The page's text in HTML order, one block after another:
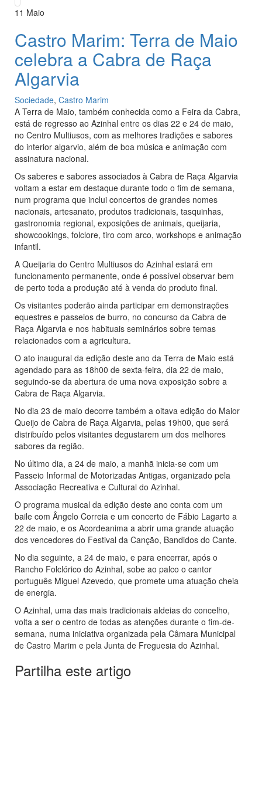
11 Maio
Castro Marim: Terra de Maio
celebra a Cabra de Raça
Algarvia
Sociedade, Castro Marim
A Terra de Maio, também conhecida como a Feira da Cabra,
está de regresso ao Azinhal entre os dias 22 e 24 de maio,
no Centro Multiusos, com as melhores tradições e sabores
do interior algarvio, além de boa música e animação com
assinatura nacional.
Os saberes e sabores associados à Cabra de Raça Algarvia
voltam a estar em destaque durante todo o fim de semana,
num programa que inclui concertos de grandes nomes
nacionais, artesanato, produtos tradicionais, tasquinhas,
gastronomia regional, exposições de animais, queijaria,
showcookings, folclore, tiro com arco, workshops e animação
infantil.
A Queijaria do Centro Multiusos do Azinhal estará em
funcionamento permanente, onde é possível observar bem
de perto toda a produção até à venda do produto final.
Os visitantes poderão ainda participar em demonstrações
equestres e passeios de burro, no concurso da Cabra de
Raça Algarvia e nos habituais seminários sobre temas
relacionados com a agricultura.
O ato inaugural da edição deste ano da Terra de Maio está
agendado para as 18h00 de sexta-feira, dia 22 de maio,
seguindo-se da abertura de uma nova exposição sobre a
Cabra de Raça Algarvia.
No dia 23 de maio decorre também a oitava edição do Maior
Queijo de Cabra de Raça Algarvia, pelas 19h00, que será
distribuído pelos visitantes degustarem um dos melhores
sabores da região.
No último dia, a 24 de maio, a manhã inicia-se com um
Passeio Informal de Motorizadas Antigas, organizado pela
Associação Recreativa e Cultural do Azinhal.
O programa musical da edição deste ano conta com um
baile com Ângelo Correia e um concerto de Fábio Lagarto a
22 de maio, e os Acordeanima a abrir uma grande atuação
dos vencedores do Festival da Canção, Bandidos do Cante.
No dia seguinte, a 24 de maio, e para encerrar, após o
Rancho Folclórico do Azinhal, sobe ao palco o cantor
português Miguel Azevedo, que promete uma atuação cheia
de energia.
O Azinhal, uma das mais tradicionais aldeias do concelho,
volta a ser o centro de todas as atenções durante o fim-de-
semana, numa iniciativa organizada pela Câmara Municipal
de Castro Marim e pela Junta de Freguesia do Azinhal.
Partilha este artigo